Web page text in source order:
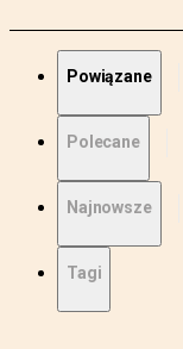
Powiązane
Polecane
Najnowsze
Tagi